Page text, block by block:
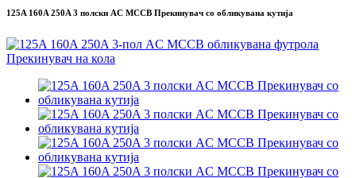
125A 160A 250A 3 полски AC MCCB Прекинувач со обликувана кутија